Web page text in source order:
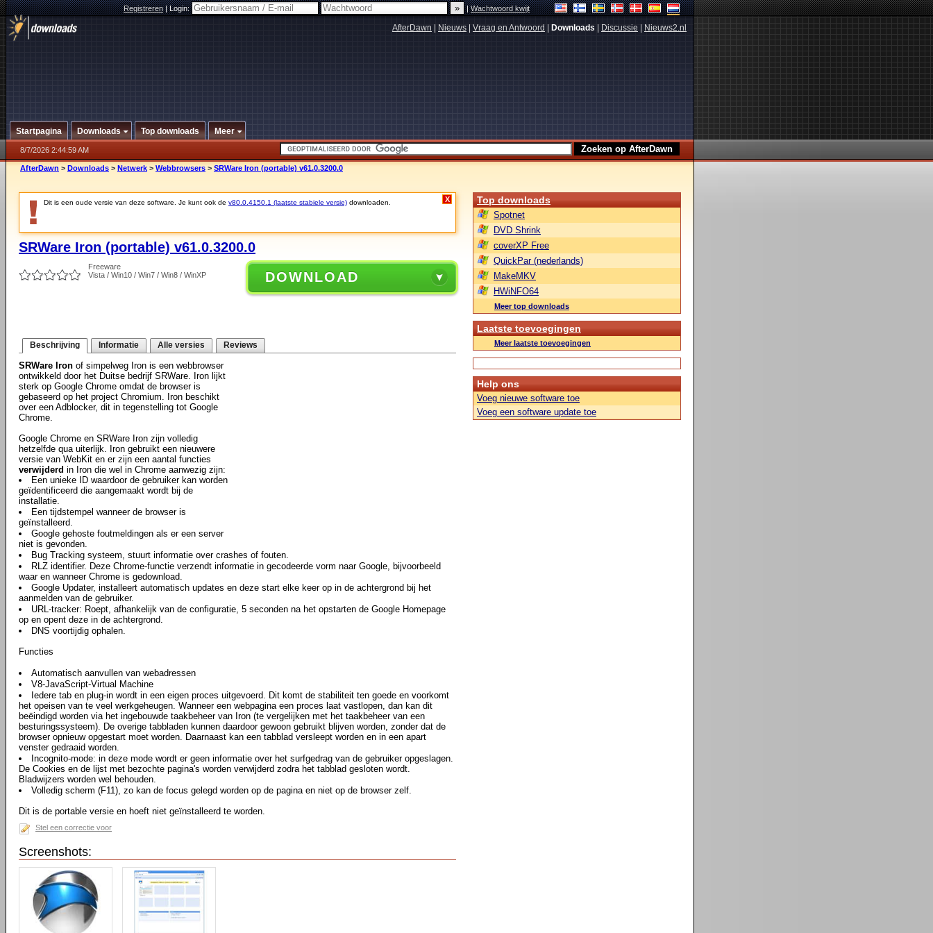
Registreren|Login: |Wachtwoord kwijt
AfterDawn Nieuws Vraag en Antwoord Downloads Discussie Nieuws2.nl
Startpagina Downloads Top downloads Meer
8/7/2026 2:44:59 AM
AfterDawn > Downloads > Netwerk > Webbrowsers > SRWare Iron (portable) v61.0.3200.0
Dit is een oude versie van deze software. Je kunt ook de v80.0.4150.1 (laatste stabiele versie) downloaden. X
SRWare Iron (portable) v61.0.3200.0
Freeware
Vista / Win10 / Win7 / Win8 / WinXP
DOWNLOAD
Beschrijving Informatie Alle versies Reviews
SRWare Iron of simpelweg Iron is een webbrowser
ontwikkeld door het Duitse bedrijf SRWare. Iron lijkt
sterk op Google Chrome omdat de browser is
gebaseerd op het project Chromium. Iron beschikt
over een Adblocker, dit in tegenstelling tot Google
Chrome.
Google Chrome en SRWare Iron zijn volledig
hetzelfde qua uiterlijk. Iron gebruikt een nieuwere
versie van WebKit en er zijn een aantal functies
verwijderd in Iron die wel in Chrome aanwezig zijn:
Een unieke ID waardoor de gebruiker kan worden
geïdentificeerd die aangemaakt wordt bij de
installatie.
Een tijdstempel wanneer de browser is
geïnstalleerd.
Google gehoste foutmeldingen als er een server
niet is gevonden.
Bug Tracking systeem, stuurt informatie over crashes of fouten.
RLZ identifier. Deze Chrome-functie verzendt informatie in gecodeerde vorm naar Google, bijvoorbeeld
waar en wanneer Chrome is gedownload.
Google Updater, installeert automatisch updates en deze start elke keer op in de achtergrond bij het
aanmelden van de gebruiker.
URL-tracker: Roept, afhankelijk van de configuratie, 5 seconden na het opstarten de Google Homepage
op en opent deze in de achtergrond.
DNS voortijdig ophalen.
Functies
Automatisch aanvullen van webadressen
V8-JavaScript-Virtual Machine
Iedere tab en plug-in wordt in een eigen proces uitgevoerd. Dit komt de stabiliteit ten goede en voorkomt
het opeisen van te veel werkgeheugen. Wanneer een webpagina een proces laat vastlopen, dan kan dit
beëindigd worden via het ingebouwde taakbeheer van Iron (te vergelijken met het taakbeheer van een
besturingssysteem). De overige tabbladen kunnen daardoor gewoon gebruikt blijven worden, zonder dat de
browser opnieuw opgestart moet worden. Daarnaast kan een tabblad versleept worden en in een apart
venster gedraaid worden.
Incognito-mode: in deze mode wordt er geen informatie over het surfgedrag van de gebruiker opgeslagen.
De Cookies en de lijst met bezochte pagina's worden verwijderd zodra het tabblad gesloten wordt.
Bladwijzers worden wel behouden.
Volledig scherm (F11), zo kan de focus gelegd worden op de pagina en niet op de browser zelf.
Dit is de portable versie en hoeft niet geïnstalleerd te worden.
Stel een correctie voor
Screenshots:
Top downloads
Spotnet
DVD Shrink
coverXP Free
QuickPar (nederlands)
MakeMKV
HWiNFO64
Meer top downloads
Laatste toevoegingen
Meer laatste toevoegingen
Help ons
Voeg nieuwe software toe
Voeg een software update toe